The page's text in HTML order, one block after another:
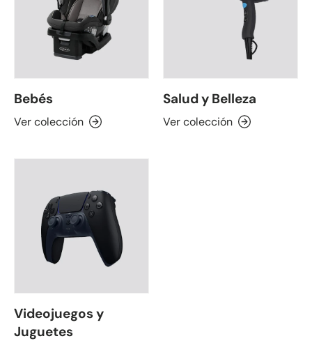
Bebés
Ver colección
Salud y Belleza
Ver colección
Videojuegos y
Juguetes